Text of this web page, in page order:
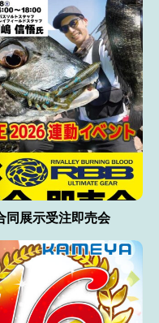
同展示受注即売会